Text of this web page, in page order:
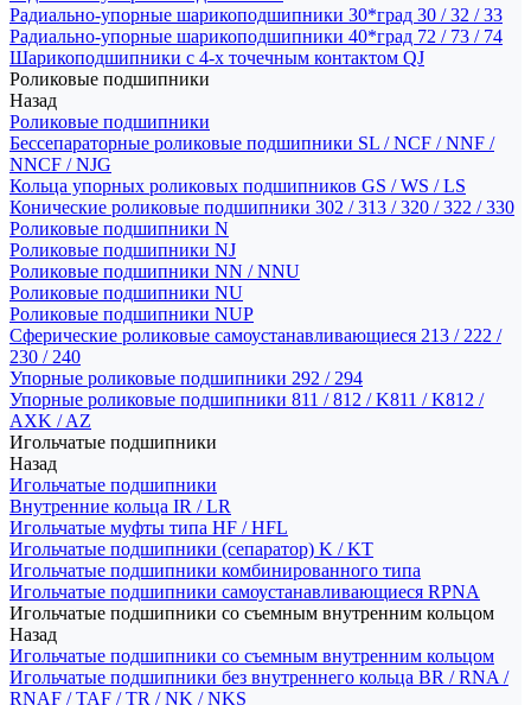
Радиально-упорные шарикоподшипники 30*град 30 / 32 / 33
Радиально-упорные шарикоподшипники 40*град 72 / 73 / 74
Шарикоподшипники с 4-х точечным контактом QJ
Роликовые подшипники
Назад
Роликовые подшипники
Бессепараторные роликовые подшипники SL / NCF / NNF /
NNCF / NJG
Кольца упорных роликовых подшипников GS / WS / LS
Конические роликовые подшипники 302 / 313 / 320 / 322 / 330
Роликовые подшипники N
Роликовые подшипники NJ
Роликовые подшипники NN / NNU
Роликовые подшипники NU
Роликовые подшипники NUP
Сферические роликовые самоустанавливающиеся 213 / 222 /
230 / 240
Упорные роликовые подшипники 292 / 294
Упорные роликовые подшипники 811 / 812 / K811 / K812 /
AXK / AZ
Игольчатые подшипники
Назад
Игольчатые подшипники
Внутренние кольца IR / LR
Игольчатые муфты типа HF / HFL
Игольчатые подшипники (сепаратор) K / KT
Игольчатые подшипники комбинированного типа
Игольчатые подшипники самоустанавливающиеся RPNA
Игольчатые подшипники со съемным внутренним кольцом
Назад
Игольчатые подшипники со съемным внутренним кольцом
Игольчатые подшипники без внутреннего кольца BR / RNA /
RNAF / TAF / TR / NK / NKS